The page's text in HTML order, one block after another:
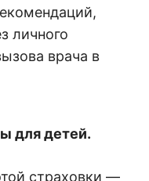
личного
врача в
для детей.
страховки —